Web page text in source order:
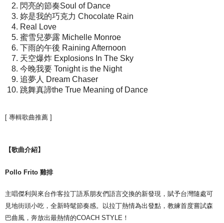
閃亮的節奏Soul of Dance
妳是我的巧克力 Chocolate Rain
Real Love
蜜雪兒夢露 Michelle Monroe
下雨的午後 Raining Afternoon
天空爆炸 Explosions In The Sky
今晚我要 Tonight is the Night
追夢人 Dream Chaser
跳舞真諦the True Meaning of Dance
[ 專輯歌曲推薦 ]
【歌曲介紹】
Pollo Frito 雞排
主唱傑利與來台作客拉丁語系朋友們語言交換的新發現，賦予台灣隨處可
見地街頭小吃，全新時髦節奏感。以拉丁熱情為出發點，教練首度嘗試森
巴曲風，奔放出最熱情的COACH STYLE！